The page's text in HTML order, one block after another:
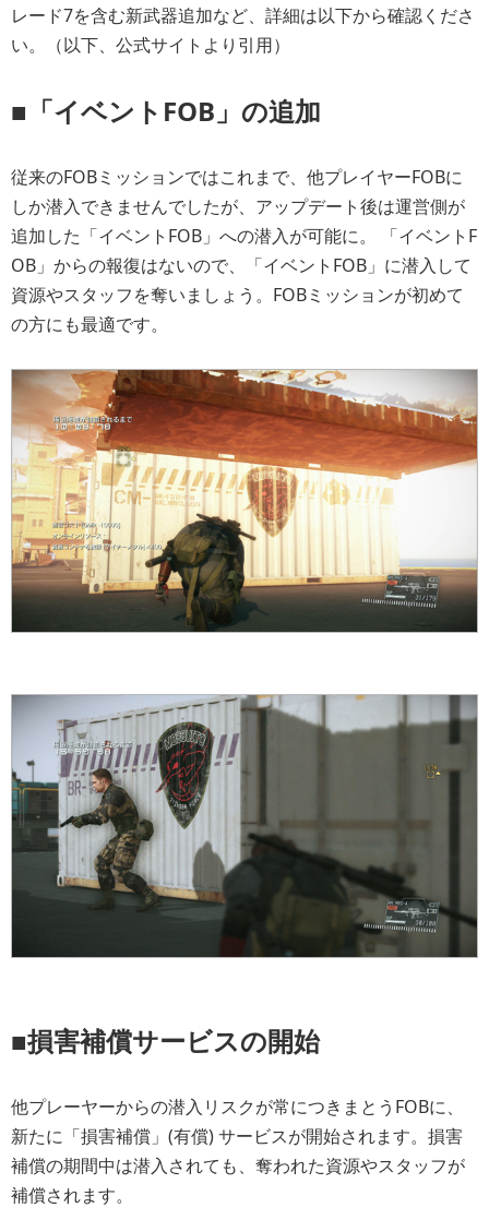
レード7を含む新武器追加など、詳細は以下から確認くださ
い。（以下、公式サイトより引用）
■「イベントFOB」の追加
従来のFOBミッションではこれまで、他プレイヤーFOBに
しか潜入できませんでしたが、アップデート後は運営側が
追加した「イベントFOB」への潜入が可能に。 「イベントF
OB」からの報復はないので、「イベントFOB」に潜入して
資源やスタッフを奪いましょう。FOBミッションが初めて
の方にも最適です。
■損害補償サービスの開始
他プレーヤーからの潜入リスクが常につきまとうFOBに、
新たに「損害補償」(有償) サービスが開始されます。損害
補償の期間中は潜入されても、奪われた資源やスタッフが
補償されます。